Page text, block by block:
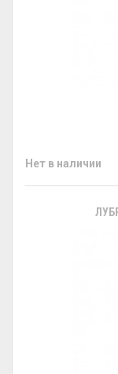
Нет в наличии